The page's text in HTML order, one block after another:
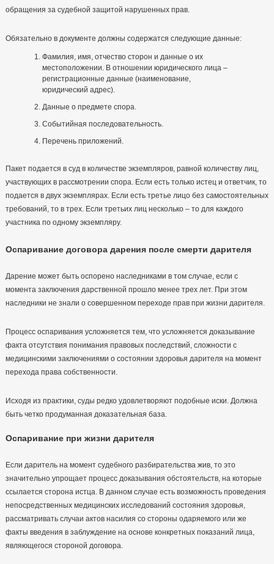
обращения за судебной защитой нарушенных прав.
Обязательно в документе должны содержатся следующие данные:
Фамилия, имя, отчество сторон и данные о их
местоположении. В отношении юридического лица –
регистрационные данные (наименование,
юридический адрес).
Данные о предмете спора.
Событийная последовательность.
Перечень приложений.
Пакет подается в суд в количестве экземпляров, равной количеству лиц,
участвующих в рассмотрении спора. Если есть только истец и ответчик, то
подается в двух экземплярах. Если есть третье лицо без самостоятельных
требований, то в трех. Если третьих лиц несколько – то для каждого
участника по одному экземпляру.
Оспаривание договора дарения после смерти дарителя
Дарение может быть оспорено наследниками в том случае, если с
момента заключения дарственной прошло менее трех лет. При этом
наследники не знали о совершенном переходе прав при жизни дарителя.
Процесс оспаривания усложняется тем, что усложняется доказывание
факта отсутствия понимания правовых последствий, сложности с
медицинскими заключениями о состоянии здоровья дарителя на момент
перехода права собственности.
Исходя из практики, суды редко удовлетворяют подобные иски. Должна
быть четко продуманная доказательная база.
Оспаривание при жизни дарителя
Если даритель на момент судебного разбирательства жив, то это
значительно упрощает процесс доказывания обстоятельств, на которые
ссылается сторона истца. В данном случае есть возможность проведения
непосредственных медицинских исследований состояния здоровья,
рассматривать случаи актов насилия со стороны одаряемого или же
факты введения в заблуждение на основе конкретных показаний лица,
являющегося стороной договора.